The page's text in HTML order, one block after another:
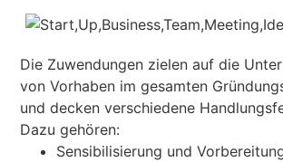
Die Zuwendungen zielen auf die
von Vorhaben im gesamten
und decken verschiedene
Dazu gehören:
Sensibilisierung und